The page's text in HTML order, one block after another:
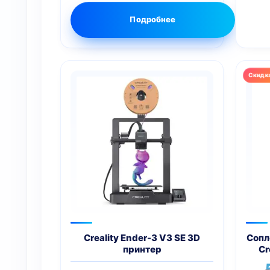
Подробнее
Creality Ender-3 V3 SE 3D
принтер
Этот